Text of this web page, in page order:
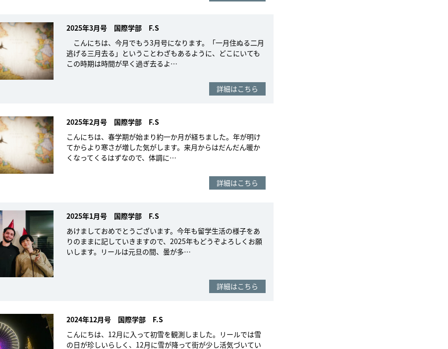
2025年3月号 国際学部 F.S
こんにちは、今月でもう3月号になります。「一月住ぬる二月
逃げる三月去る」ということわざもあるように、どこにいても
この時期は時間が早く過ぎ去るよ…
詳細はこちら
2025年2月号 国際学部 F.S
こんにちは、春学期が始まり約一か月が経ちました。年が明け
てからより寒さが増した気がします。来月からはだんだん暖か
くなってくるはずなので、体調に…
詳細はこちら
2025年1月号 国際学部 F.S
あけましておめでとうございます。今年も留学生活の様子をあ
りのままに記していきますので、2025年もどうぞよろしくお願
いします。リールは元旦の間、曇が多…
詳細はこちら
2024年12月号 国際学部 F.S
こんにちは、12月に入って初雪を観測しました。リールでは雪
の日が珍しいらしく、12月に雪が降って街が少し活気づいてい